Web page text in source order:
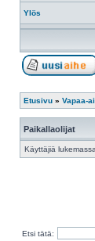
Ylös
Etusivu » Vapaa-
Paikallaolijat
Käyttäjiä
Etsi tätä: